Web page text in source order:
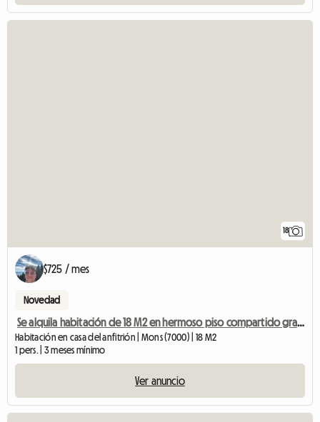
18
$725 / mes
Novedad
Se alquila habitación de 18 M2 en hermoso piso compartido grande
Habitación en casa del anfitrión | Mons (7000) | 18 M2
1 pers. | 3 meses mínimo
Ver anuncio